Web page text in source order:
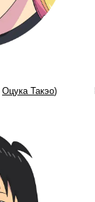
Оцука Такэо)